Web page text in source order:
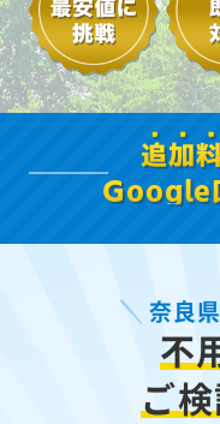
追加
Google
奈良
不
ご